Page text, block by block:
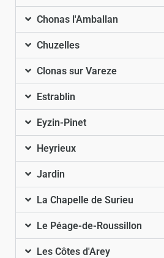
Chonas l'Amballan
Chuzelles
Clonas sur Vareze
Estrablin
Eyzin-Pinet
Heyrieux
Jardin
La Chapelle de Surieu
Le Péage-de-Roussillon
Les Côtes d'Arey